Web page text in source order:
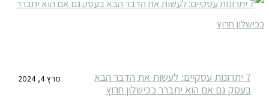
7 יתרונות עסקיים: לעשות את הדבר הבא
בעסק גם אם הוא יתברר ככישלון חרוץ
מרץ 4, 2024